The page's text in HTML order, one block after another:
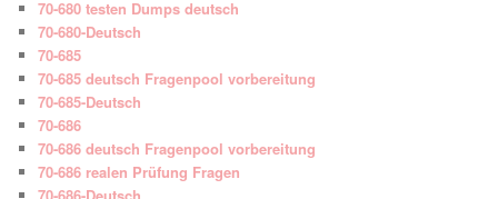
70-680 testen Dumps deutsch
70-680-Deutsch
70-685
70-685 deutsch Fragenpool vorbereitung
70-685-Deutsch
70-686
70-686 deutsch Fragenpool vorbereitung
70-686 realen Prüfung Fragen